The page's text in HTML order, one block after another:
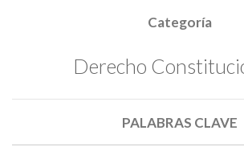
Categoría
Derecho
PALABRAS CLAVE